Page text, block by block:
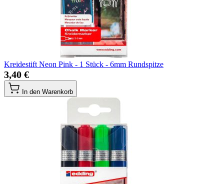
Kreidestift Neon Pink - 1 Stück - 6mm Rundspitze
3,40 €
In den Warenkorb